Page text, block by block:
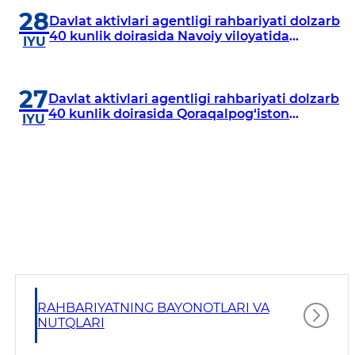
28
IYU
Davlat aktivlari agentligi rahbariyati dolzarb
40 kunlik doirasida Navoiy viloyatida
27
IYU
Davlat aktivlari agentligi rahbariyati dolzarb
40 kunlik doirasida Qoraqalpog‘iston
RAHBARIYATNING BAYONOTLARI VA
NUTQLARI